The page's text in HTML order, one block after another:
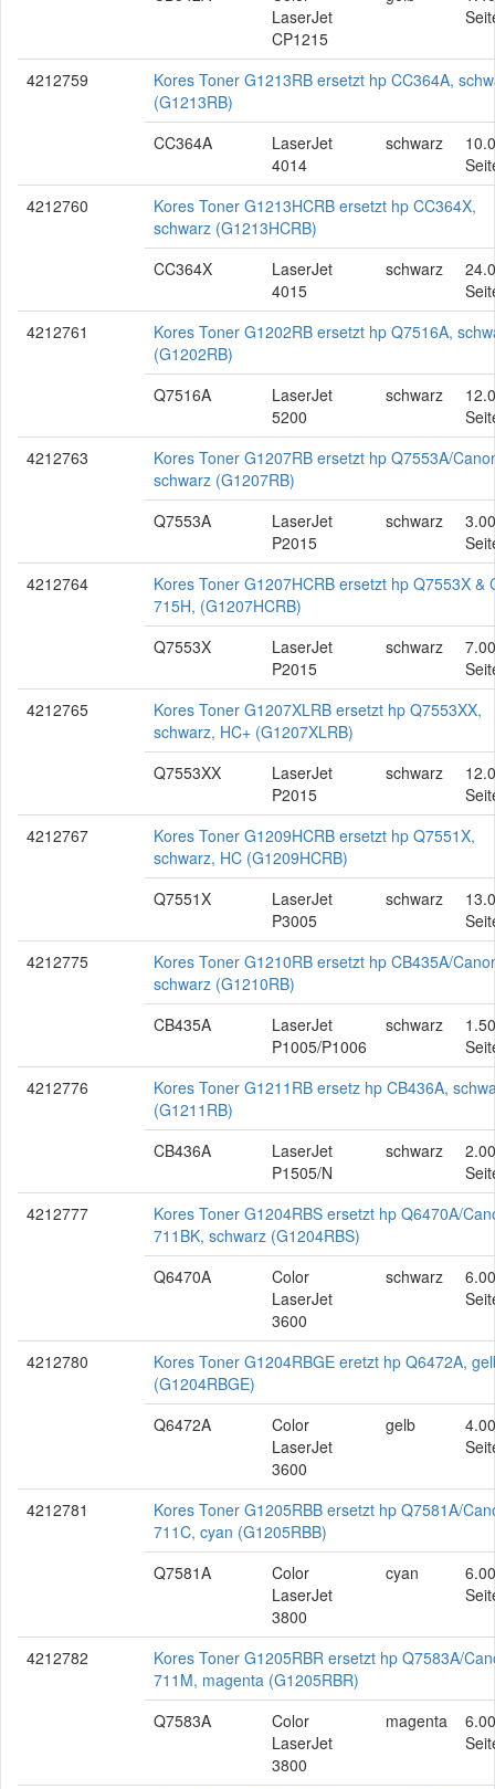
LaserJet
CP1215
4212759
Kores Toner G1213RB ersetzt hp CC364A,
(G1213RB)
CC364A
LaserJet
4014
schwarz
4212760
Kores Toner G1213HCRB ersetzt hp CC364X,
schwarz (G1213HCRB)
CC364X
LaserJet
4015
schwarz
4212761
Kores Toner G1202RB ersetzt hp Q7516A,
(G1202RB)
Q7516A
LaserJet
5200
schwarz
4212763
Kores Toner G1207RB ersetzt hp Q7553A/
schwarz (G1207RB)
Q7553A
LaserJet
P2015
schwarz
4212764
Kores Toner G1207HCRB ersetzt hp Q7553X &
715H, (G1207HCRB)
Q7553X
LaserJet
P2015
schwarz
4212765
Kores Toner G1207XLRB ersetzt hp Q7553XX,
schwarz, HC+ (G1207XLRB)
Q7553XX
LaserJet
P2015
schwarz
4212767
Kores Toner G1209HCRB ersetzt hp Q7551X,
schwarz, HC (G1209HCRB)
Q7551X
LaserJet
P3005
schwarz
4212775
Kores Toner G1210RB ersetzt hp CB435A/
schwarz (G1210RB)
CB435A
LaserJet
P1005/P1006
schwarz
4212776
Kores Toner G1211RB ersetz hp CB436A,
(G1211RB)
CB436A
LaserJet
P1505/N
schwarz
4212777
Kores Toner G1204RBS ersetzt hp Q6470A/
711BK, schwarz (G1204RBS)
Q6470A
Color
LaserJet
3600
schwarz
4212780
Kores Toner G1204RBGE eretzt hp Q6472A,
(G1204RBGE)
Q6472A
Color
LaserJet
3600
gelb
4212781
Kores Toner G1205RBB ersetzt hp Q7581A/
711C, cyan (G1205RBB)
Q7581A
Color
LaserJet
3800
cyan
4212782
Kores Toner G1205RBR ersetzt hp Q7583A/
711M, magenta (G1205RBR)
Q7583A
Color
LaserJet
3800
magenta